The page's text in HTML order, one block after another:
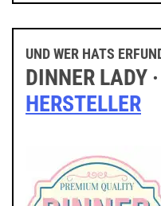
UND WER HATS
DINNER LADY ·
HERSTELLER